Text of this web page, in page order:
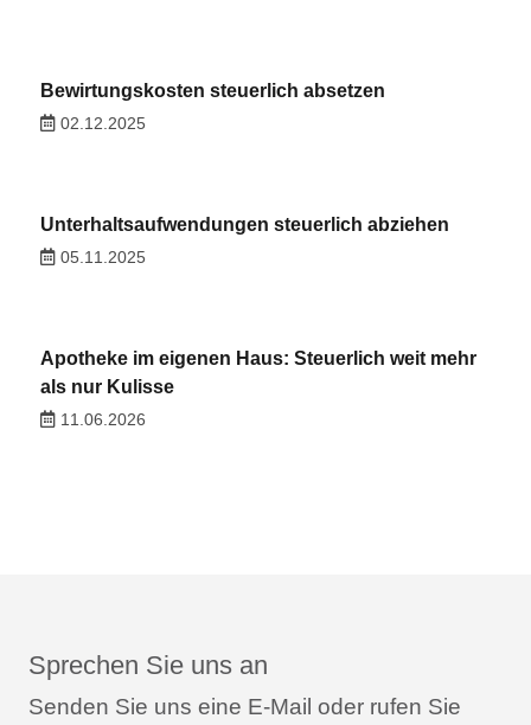
Bewirtungskosten steuerlich absetzen
02.12.2025
Unterhaltsaufwendungen steuerlich abziehen
05.11.2025
Apotheke im eigenen Haus: Steuerlich weit mehr
als nur Kulisse
11.06.2026
Sprechen Sie uns an
Senden Sie uns eine E-Mail oder rufen Sie